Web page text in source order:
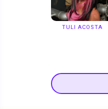
TULI ACOSTA